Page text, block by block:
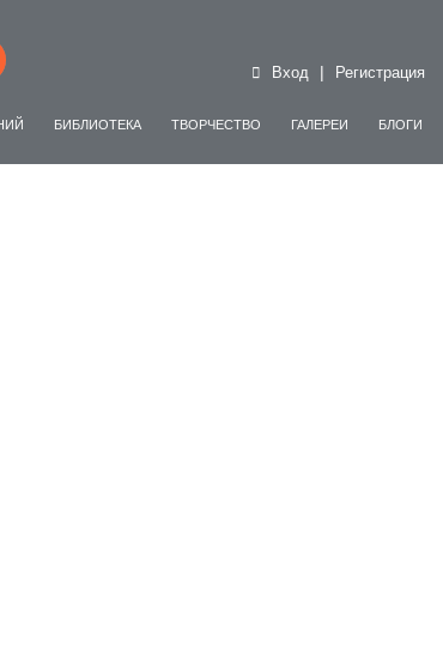
БИБЛИОТЕКА ТВОРЧЕСТВО ГАЛЕРЕИ БЛОГИ
Вход | Регистрация